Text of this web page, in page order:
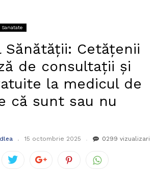
Sanatate
Sănătății: Cetăţenii
de consultații și
la medicul de
că sunt sau nu
15 octombrie 2025 0299 vizualizari